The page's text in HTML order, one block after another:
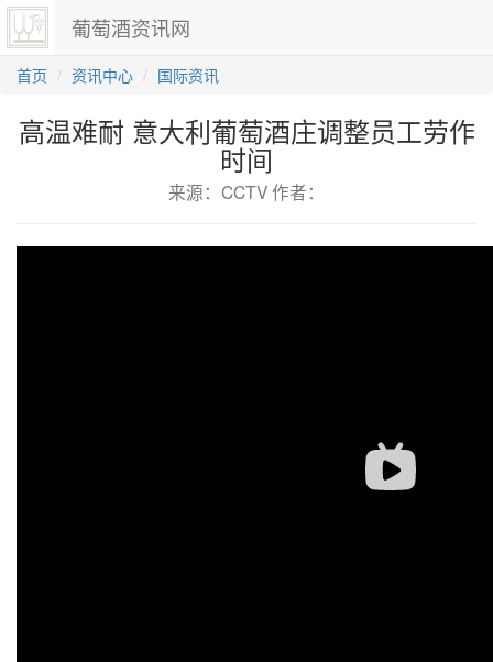
葡萄酒资讯网
首页 资讯中心 国际资讯
高温难耐 意大利葡萄酒庄调整员工劳作
时间
来源：CCTV 作者：